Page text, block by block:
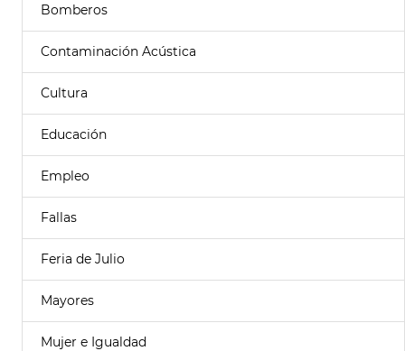
Bomberos
Contaminación Acústica
Cultura
Educación
Empleo
Fallas
Feria de Julio
Mayores
Mujer e Igualdad